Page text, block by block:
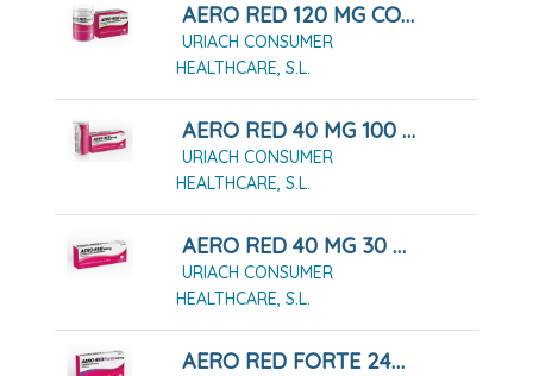
AERO RED 120 MG COMPRIMIDOS MASTICABLES, 40 COMPRIMIDOS
URIACH CONSUMER
HEALTHCARE, S.L.
AERO RED 40 MG 100 COMPRIMIDOS MASTICABLES
URIACH CONSUMER
HEALTHCARE, S.L.
AERO RED 40 MG 30 COMPRIMIDOS MASTICABLES
URIACH CONSUMER
HEALTHCARE, S.L.
AERO RED FORTE 240 MG CÁPSULAS BLANDAS, 20 CÁPSULAS